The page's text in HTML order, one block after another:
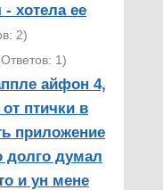
хотела ее
2)
1)
айфон 4,
птички в
приложение
долго думал
и ун мене